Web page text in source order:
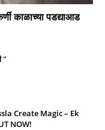
काळाच्या पडद्याआड
"
Create Magic – Ek
NOW!